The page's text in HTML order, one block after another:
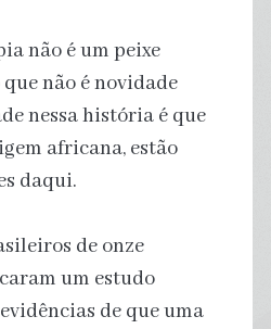
não é um peixe
não é novidade
nessa história é que
africana, estão
daqui.
de onze
um estudo
de que uma